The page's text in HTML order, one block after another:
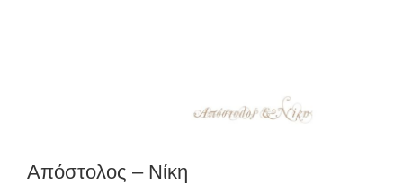
Απόστολος – Νίκη